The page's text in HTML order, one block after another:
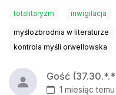
totalitaryzm inwigilacja
myślozbrodnia w literaturze
kontrola myśli orwellowska
Gość
1 miesiąc temu